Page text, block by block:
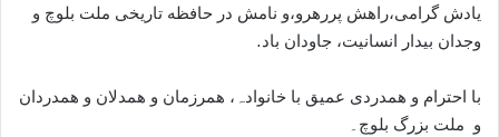
یادش گرامی،راهش پررهرو،و نامش در حافظه تاریخی ملت بلوچ و
وجدان بیدار انسانیت، جاودان باد.
با احترام و همدردی عمیق با خانوادہ، ھمرزمان و ھمدلان و ھمدردان
و ملت بزرگ بلوچ۔